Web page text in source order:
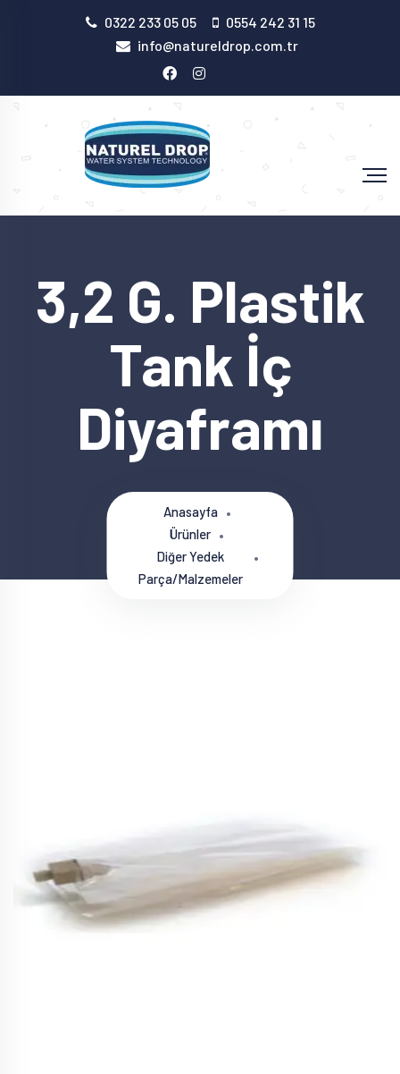
0322 233 05 05
0554 242 31 15
info@natureldrop.com.tr
3,2 G. Plastik
Tank İç
Diyaframı
Anasayfa
Ürünler
Diğer Yedek
Parça/Malzemeler